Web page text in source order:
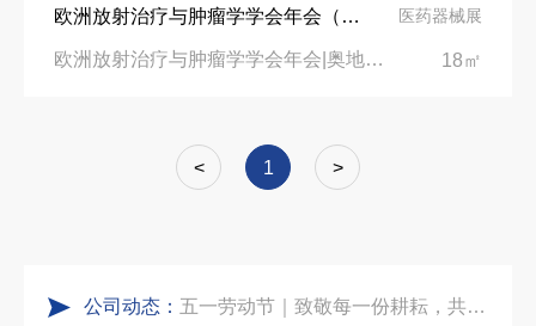
欧洲放射治疗与肿瘤学学会年会（ESTRO2025）展台设计搭建-中国领先的医疗设备制造商“新华医疗” 医药器械展
欧洲放射治疗与肿瘤学学会年会|奥地利维也纳会展中心 18㎡
< 1 >
公司动态：
实力获誉｜新加坡电信致信致谢，中励展览圆满交付2026 MWC项目
五一劳动节｜致敬每一份耕耘，共赴会展新征程
埃及跨境展会搭建执行服务商｜扎根北非会展实地落地，拆解行业乱象，帮国内企业参展少踩 90% 的坑
合肥全球云计算展大数据展台互动区怎么落地？避开行业通病，用互动体验抓住专业观展决策者